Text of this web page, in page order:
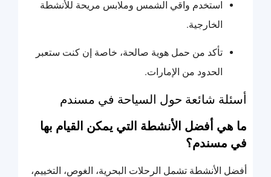
استخدم واقي الشمس وملابس مريحة للأنشطة
الخارجية.
تأكد من حمل هوية صالحة، خاصة إن كنت ستعبر
الحدود من الإمارات.
أسئلة شائعة حول السياحة في مسندم
ما هي أفضل الأنشطة التي يمكن القيام بها
في مسندم؟
أفضل الأنشطة تشمل الرحلات البحرية، الغوص، التخييم،